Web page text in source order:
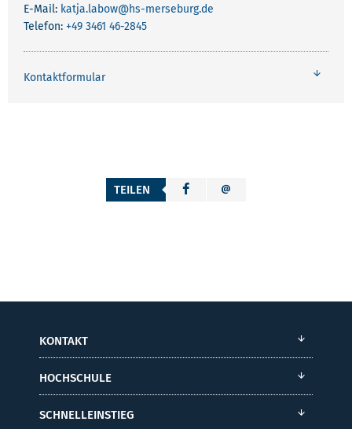
E-Mail: katja.labow@hs-merseburg.de
Telefon: +49 3461 46-2845
Kontaktformular
TEILEN
KONTAKT
HOCHSCHULE
SCHNELLEINSTIEG